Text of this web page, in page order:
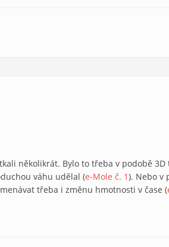
několikrát. Bylo to třeba v podobě
váhu udělal (e-Mole č. 1). Nebo v
třeba i změnu hmotnosti v čase (